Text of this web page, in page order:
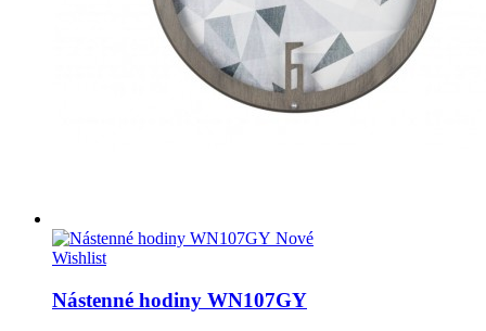
Nové
Wishlist
Nástenné hodiny WN107GY